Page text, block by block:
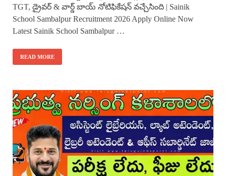
TGT, డ్రైవర్ & వార్డ్ బాయ్ నోటిఫికేషన్ వచ్చేసింది | Sainik
School Sambalpur Recruitment 2026 Apply Online Now
Latest Sainik School Sambalpur …
READ MORE